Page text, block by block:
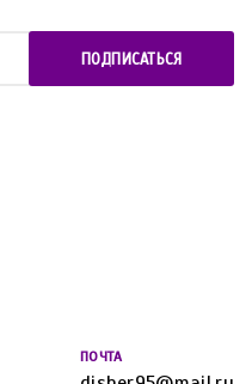
ПОДПИСАТЬСЯ
ПОЧТА